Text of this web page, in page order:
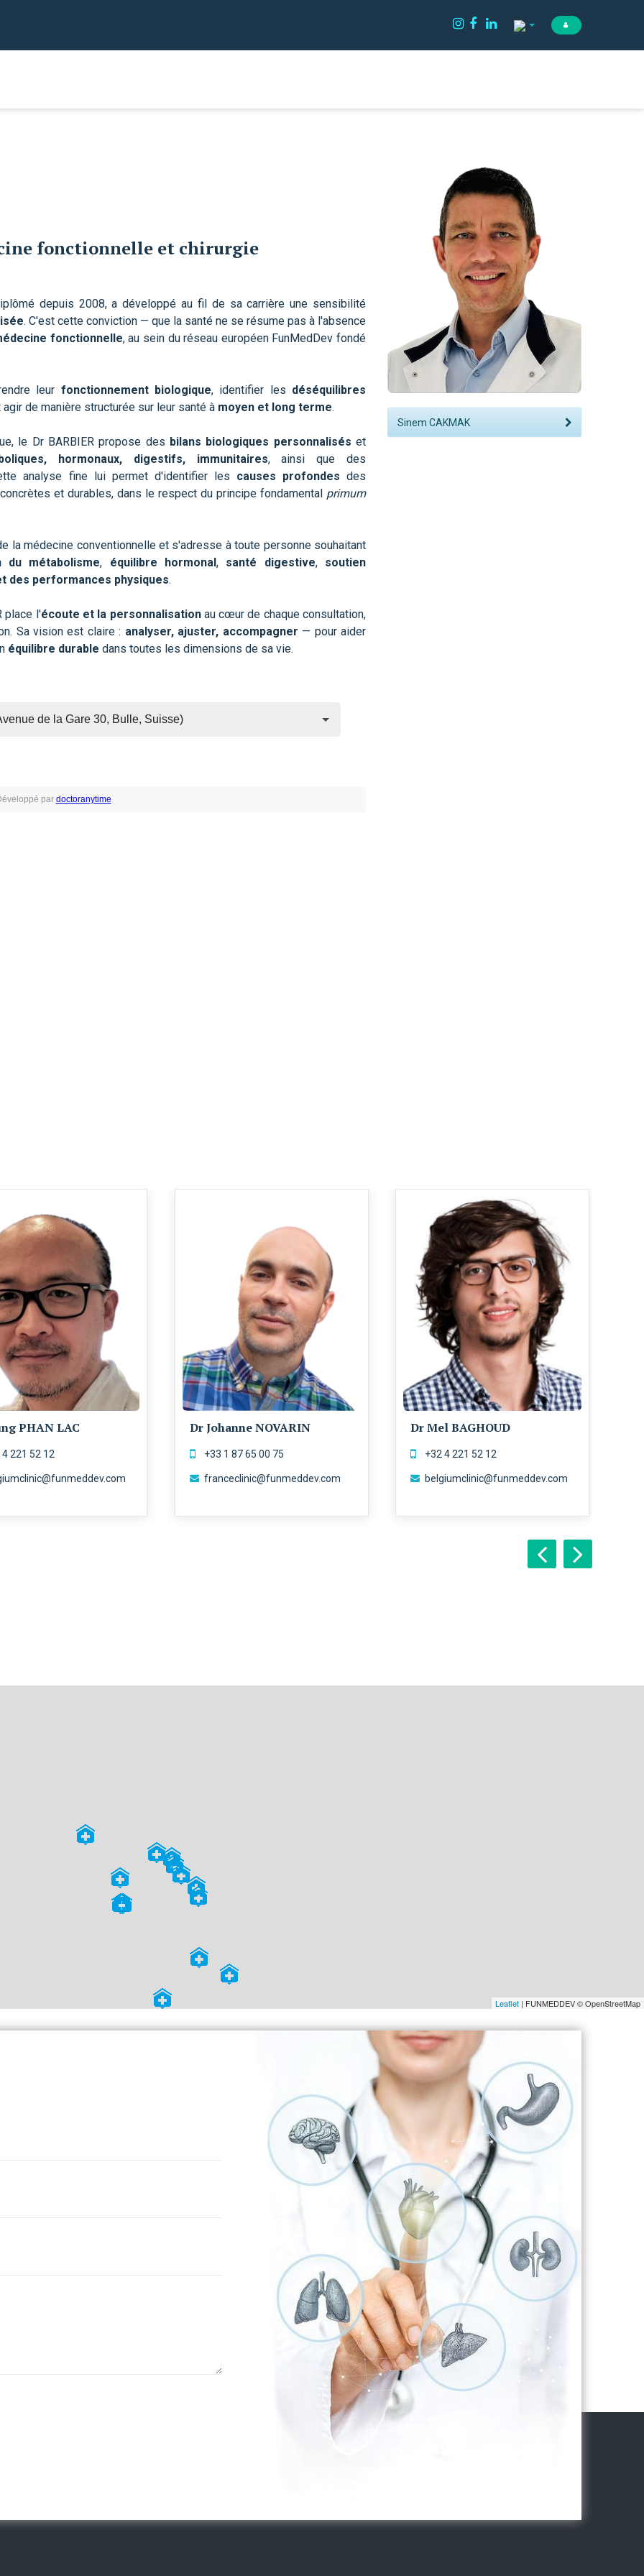
fonctionnelle et chirurgie
depuis 2008, a développé au fil de sa carrière une sensibilité
. C'est cette conviction — que la santé ne se résume pas à l'absence
fonctionnelle, au sein du réseau européen FunMedDev fondé
leur fonctionnement biologique, identifier les déséquilibres
de manière structurée sur leur santé à moyen et long terme.
le Dr BARBIER propose des bilans biologiques personnalisés et
hormonaux, digestifs, immunitaires, ainsi que des
analyse fine lui permet d'identifier les causes profondes des
et durables, dans le respect du principe fondamental primum
la médecine conventionnelle et s'adresse à toute personne souhaitant
du métabolisme, équilibre hormonal, santé digestive, soutien
des performances physiques.
place l'écoute et la personnalisationau cœur de chaque consultation,
Sa vision est claire : analyser, ajuster, accompagner — pour aider
équilibre durable dans toutes les dimensions de sa vie.
Sinem CAKMAK
PHAN LAC
4 221 52 12
Dr Johanne NOVARIN
+33 1 87 65 00 75
franceclinic@funmeddev.com
Dr Mel BAGHOUD
+32 4 221 52 12
belgiumclinic@funmeddev.com
Leaflet | FUNMEDDEV © OpenStreetMap